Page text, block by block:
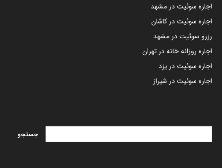
اجاره سوئیت در مشهد
اجاره سوئیت در کاشان
رزرو سوئیت در مشهد
اجاره روزانه خانه در تهران
اجاره سوئیت در یزد
اجاره سوئیت در شیراز